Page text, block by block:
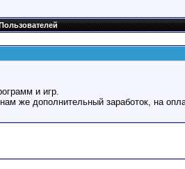
и игр.
же дополнительный заработок, на